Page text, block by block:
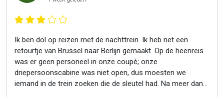
Een negatief punt: de verouderde toiletten, die tijdens de
onachtzaamheid van de passagiers, ondanks de
omroepberichten.
Ik ben zeer tevreden over deze eerste nachttreinreis.
Ik ben dol op reizen met de nachttrein. Ik heb net een
retourtje van Brussel naar Berlijn gemaakt. Op de heenreis
was er geen personeel in onze coupé; onze
driepersoonscabine was niet open, dus moesten we
iemand in de trein zoeken die de sleutel had. Na meer dan